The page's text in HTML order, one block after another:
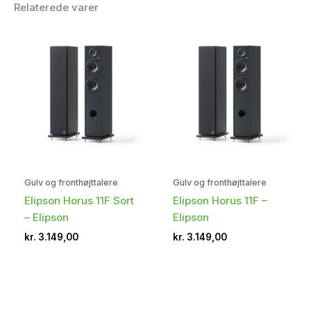
Relaterede varer
Gulv og fronthøjttalere
Elipson Horus 11F Sort
– Elipson
kr. 3.149,00
Gulv og fronthøjttalere
Elipson Horus 11F –
Elipson
kr. 3.149,00